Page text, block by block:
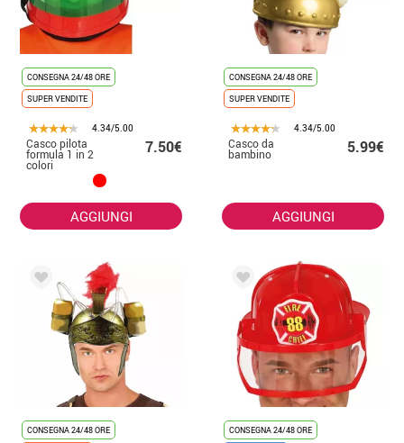
CONSEGNA 24/48 ORE
SUPER VENDITE
4.34/5.00
Casco pilota
formula 1 in 2
colori
7.50€
AGGIUNGI
CONSEGNA 24/48 ORE
SUPER VENDITE
4.34/5.00
Casco da
bambino 5.99€
AGGIUNGI
CONSEGNA 24/48 ORE
CONSEGNA 24/48 ORE